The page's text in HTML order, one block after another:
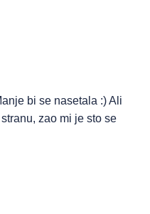
bi se nasetala :) Ali
zao mi je sto se